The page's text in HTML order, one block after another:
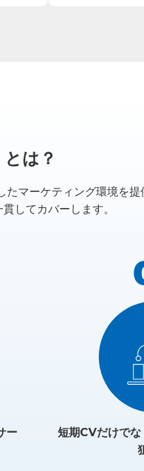
は？
マーケティング環境を提
してカバーします。
ー
短期CVだけで